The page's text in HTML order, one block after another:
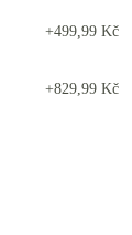
+344 Kč
+499,99 Kč
+829,99 Kč